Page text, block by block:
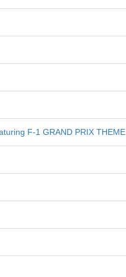
F-1 GRAND PRIX THEME